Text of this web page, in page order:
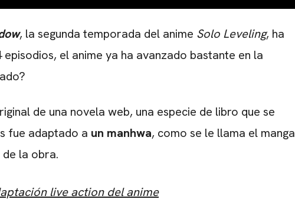
, la segunda temporada del anime Solo Leveling, ha
el anime ya ha avanzado bastante en la
de una novela web, una especie de libro que se
fue adaptado a un manhwa, como se le llama el manga
la obra.
live action del anime